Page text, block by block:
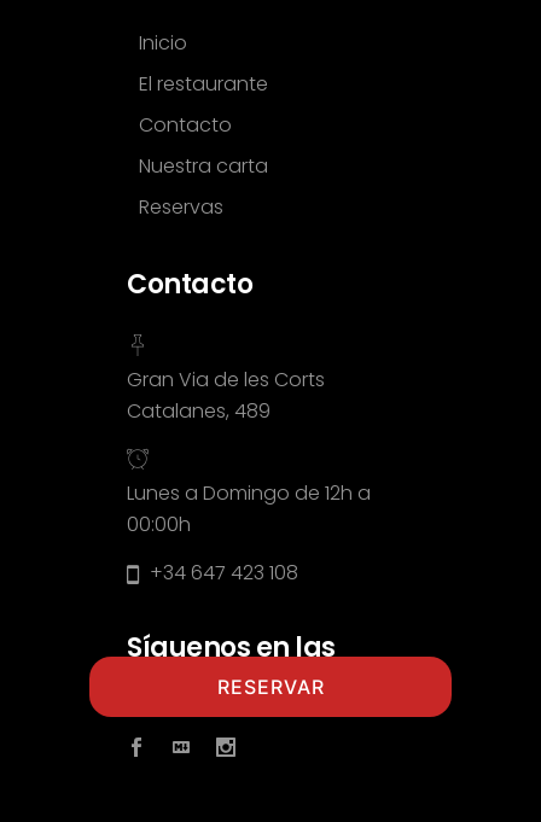
Inicio
El restaurante
Contacto
Nuestra carta
Reservas
Contacto
Gran Via de les Corts
Catalanes, 489
Lunes a Domingo de 12h a
00:00h
+34 647 423 108
Síguenos en las
RESERVAR